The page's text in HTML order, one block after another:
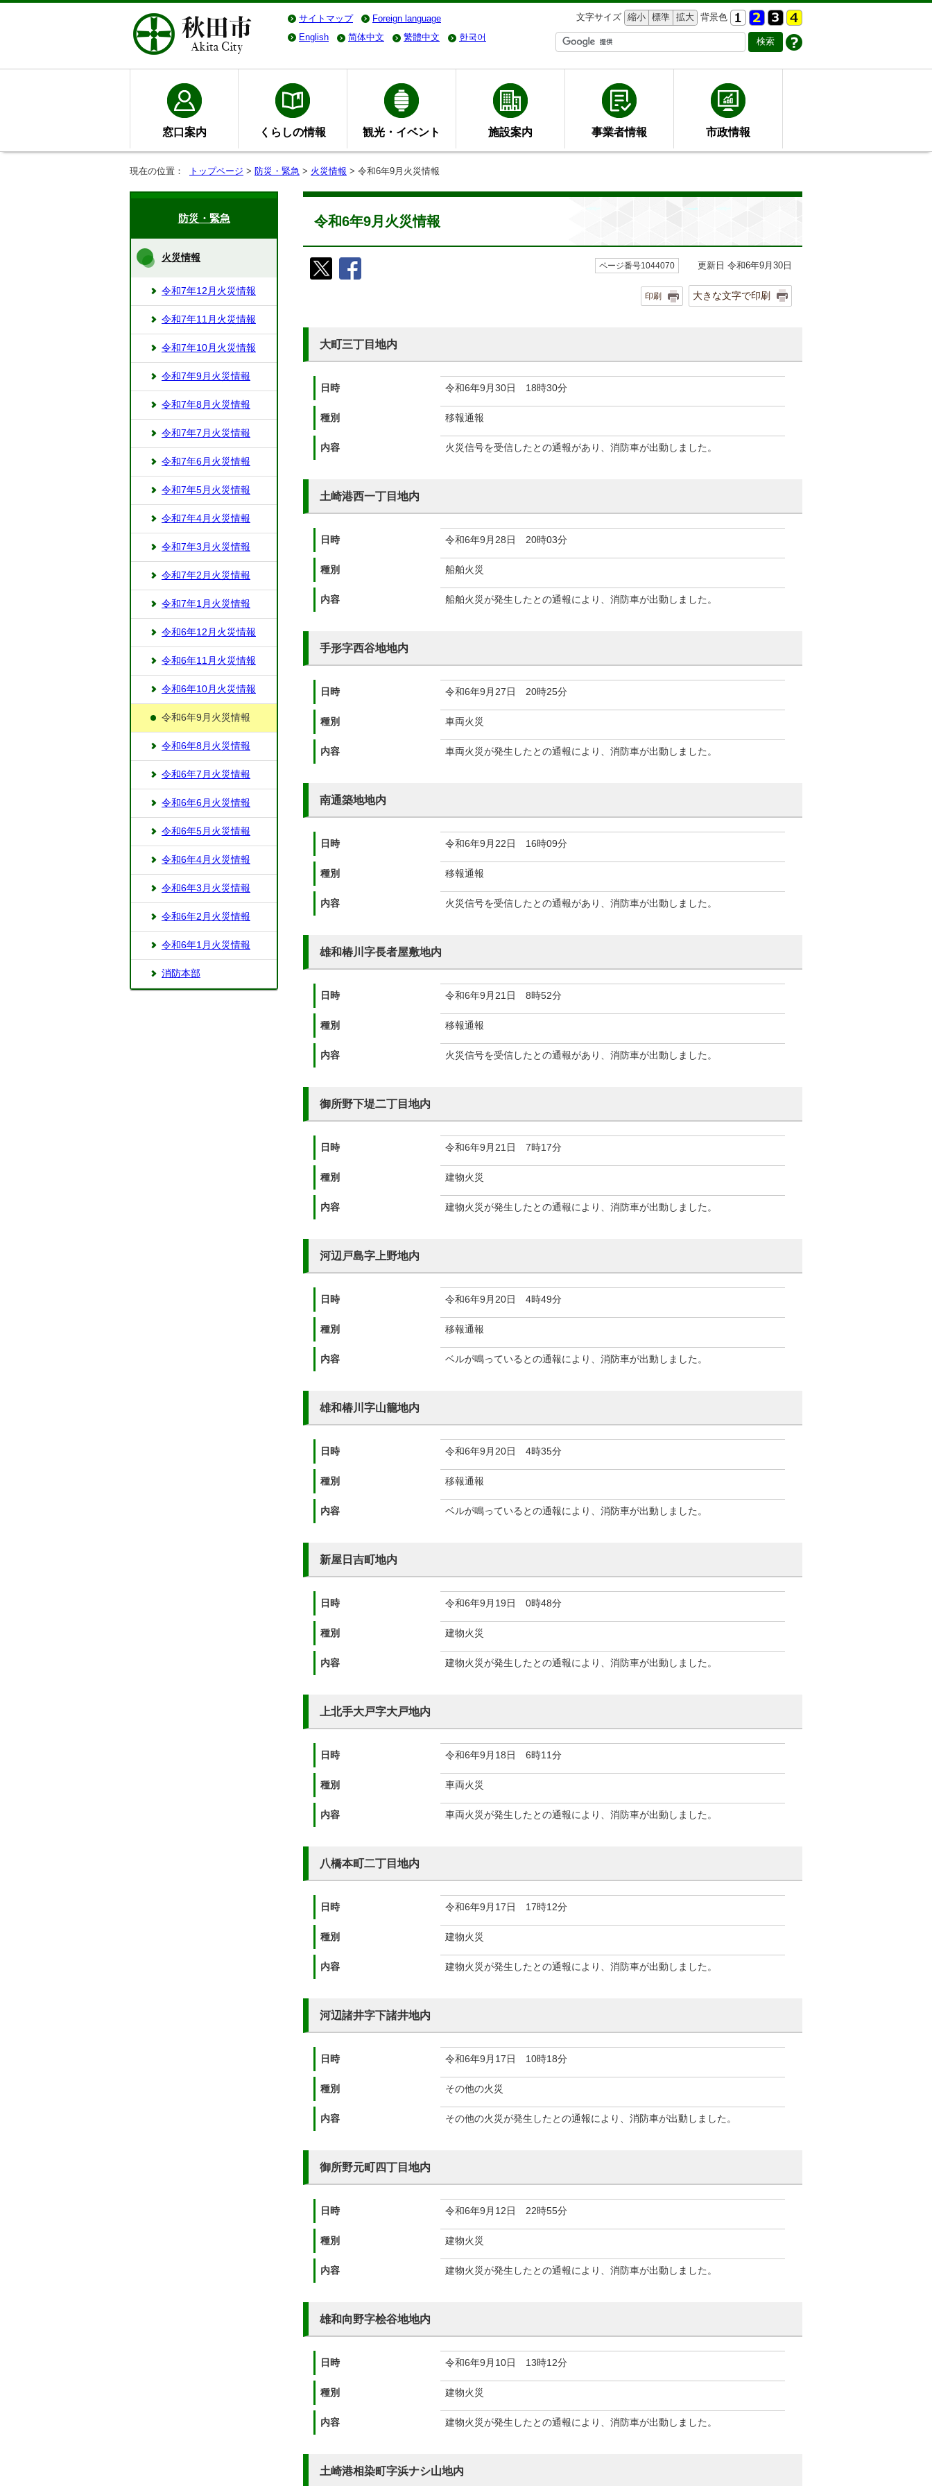
サイトマップ Foreign language 文字サイズ 縮小 標準 拡大 背景色
English
简体中文 繁體中文 한국어
窓口案内 くらしの情報 観光・イベント 施設案内 事業者情報 市政情報
現在の位置： トップページ > 防災・緊急 > 火災情報 > 令和6年9月火災情報
令和6年9月火災情報
ページ番号1044070 更新日 令和6年9月30日
印刷 大きな文字で印刷
大町三丁目地内
日時 令和6年9月30日 18時30分
種別 移報通報
内容 火災信号を受信したとの通報があり、消防車が出動しました。
土崎港西一丁目地内
日時 令和6年9月28日 20時03分
種別 船舶火災
内容 船舶火災が発生したとの通報により、消防車が出動しました。
手形字西谷地地内
日時 令和6年9月27日 20時25分
種別 車両火災
内容 車両火災が発生したとの通報により、消防車が出動しました。
南通築地地内
日時 令和6年9月22日 16時09分
種別 移報通報
内容 火災信号を受信したとの通報があり、消防車が出動しました。
雄和椿川字長者屋敷地内
日時 令和6年9月21日 8時52分
種別 移報通報
内容 火災信号を受信したとの通報があり、消防車が出動しました。
御所野下堤二丁目地内
日時 令和6年9月21日 7時17分
種別 建物火災
内容 建物火災が発生したとの通報により、消防車が出動しました。
河辺戸島字上野地内
日時 令和6年9月20日 4時49分
種別 移報通報
内容 ベルが鳴っているとの通報により、消防車が出動しました。
雄和椿川字山籠地内
日時 令和6年9月20日 4時35分
種別 移報通報
内容 ベルが鳴っているとの通報により、消防車が出動しました。
新屋日吉町地内
日時 令和6年9月19日 0時48分
種別 建物火災
内容 建物火災が発生したとの通報により、消防車が出動しました。
上北手大戸字大戸地内
日時 令和6年9月18日 6時11分
種別 車両火災
内容 車両火災が発生したとの通報により、消防車が出動しました。
八橋本町二丁目地内
日時 令和6年9月17日 17時12分
種別 建物火災
内容 建物火災が発生したとの通報により、消防車が出動しました。
河辺諸井字下諸井地内
日時 令和6年9月17日 10時18分
種別 その他の火災
内容 その他の火災が発生したとの通報により、消防車が出動しました。
御所野元町四丁目地内
日時 令和6年9月12日 22時55分
種別 建物火災
内容 建物火災が発生したとの通報により、消防車が出動しました。
雄和向野字桧谷地地内
日時 令和6年9月10日 13時12分
種別 建物火災
内容 建物火災が発生したとの通報により、消防車が出動しました。
土崎港相染町字浜ナシ山地内
防災・緊急
火災情報
令和7年12月火災情報
令和7年11月火災情報
令和7年10月火災情報
令和7年9月火災情報
令和7年8月火災情報
令和7年7月火災情報
令和7年6月火災情報
令和7年5月火災情報
令和7年4月火災情報
令和7年3月火災情報
令和7年2月火災情報
令和7年1月火災情報
令和6年12月火災情報
令和6年11月火災情報
令和6年10月火災情報
令和6年9月火災情報
令和6年8月火災情報
令和6年7月火災情報
令和6年6月火災情報
令和6年5月火災情報
令和6年4月火災情報
令和6年3月火災情報
令和6年2月火災情報
令和6年1月火災情報
消防本部